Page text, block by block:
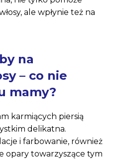
ale wpłynie też na
na
– co nie
mamy?
karmiących piersią
delikatna.
i farbowanie, również
opary towarzyszące tym